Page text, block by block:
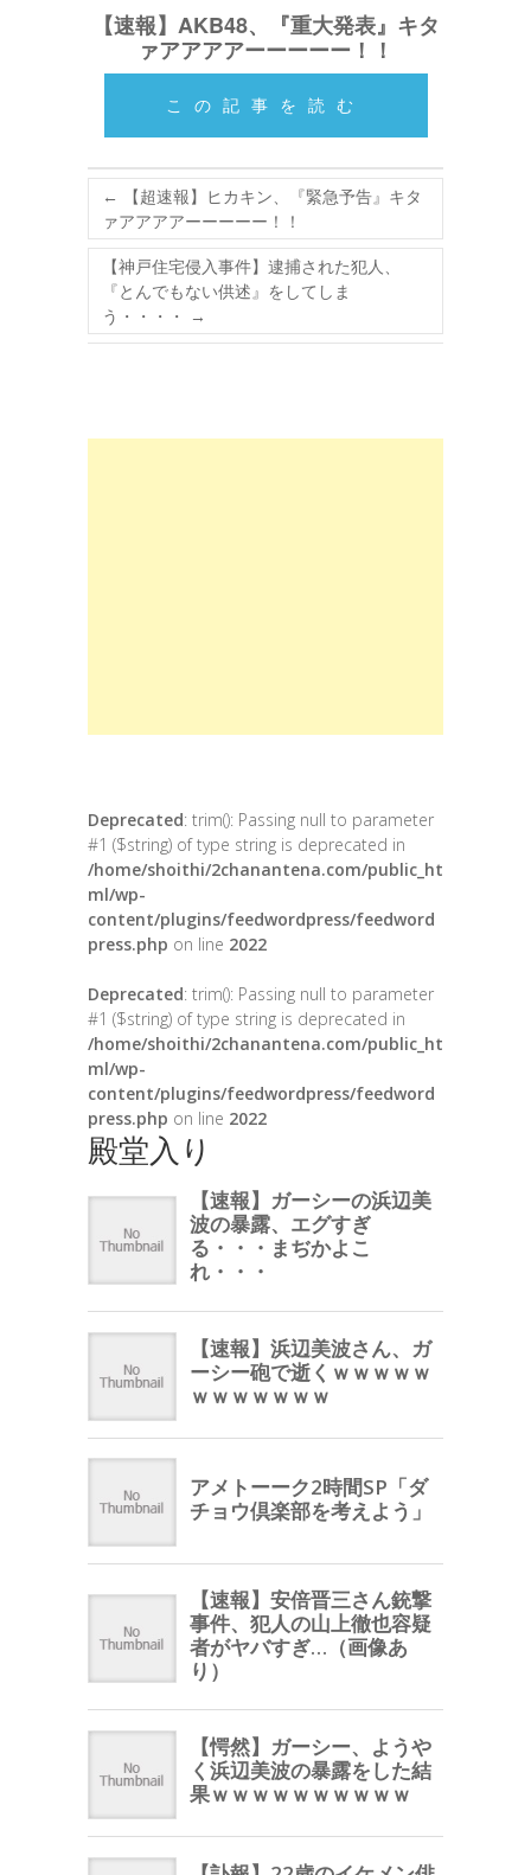
【速報】AKB48、『重大発表』キタ
ァアアアアーーーーー！！
この記事を読む
←
【超速報】ヒカキン、『緊急予告』キタ
ァアアアアーーーーー！！
【神戸住宅侵入事件】逮捕された犯人、
『とんでもない供述』をしてしま
う・・・・
→
Deprecated: trim(): Passing null to parameter
#1 ($string) of type string is deprecated in
/home/shoithi/2chanantena.com/public_ht
ml/wp-
content/plugins/feedwordpress/feedword
press.php on line 2022
Deprecated: trim(): Passing null to parameter
#1 ($string) of type string is deprecated in
/home/shoithi/2chanantena.com/public_ht
ml/wp-
content/plugins/feedwordpress/feedword
press.php on line 2022
殿堂入り